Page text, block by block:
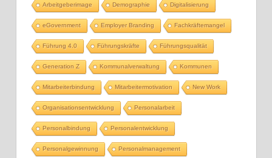
Arbeitgeberimage Demographie Digitalisierung
eGovernment Employer Branding Fachkräftemangel
Führung 4.0 Führungskräfte Führungsqualität
Generation Z Kommunalverwaltung Kommunen
Mitarbeiterbindung Mitarbeitermotivation New Work
Organisationsentwicklung Personalarbeit
Personalbindung Personalentwicklung
Personalgewinnung Personalmanagement